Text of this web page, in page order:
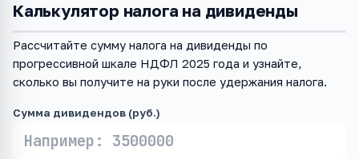
Калькулятор налога на дивиденды
Рассчитайте сумму налога на дивиденды по
прогрессивной шкале НДФЛ 2025 года и узнайте,
сколько вы получите на руки после удержания налога.
Сумма дивидендов (руб.)